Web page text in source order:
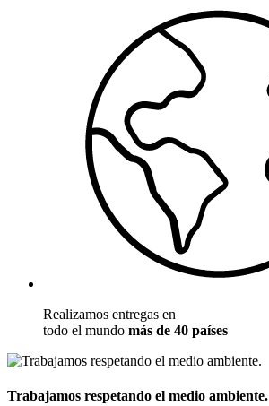
Realizamos entregas en
todo el mundo más de 40 países
Trabajamos respetando el medio ambiente.